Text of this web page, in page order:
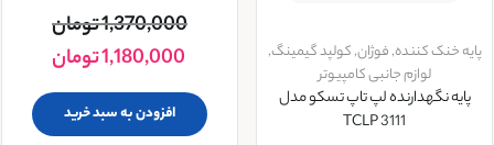
پایه خنک کننده,فوژان,کولپد گیمینگ,
لوازم جانبی کامپیوتر
پایه نگهدارنده لپ تاپ تسکو مدل
TCLP 3111
1,370,000تومان
1,180,000تومان
افزودن به سبد خرید